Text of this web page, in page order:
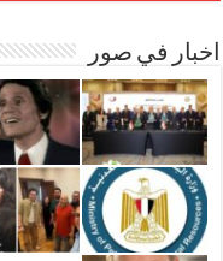
اخبار في صور